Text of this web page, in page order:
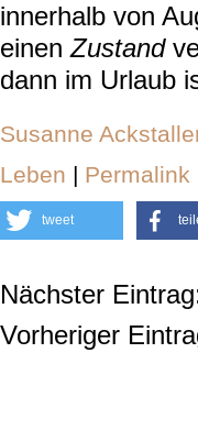
innerhalb von
einenZustand
dann im Urlaub
Susanne
Leben | Permalink
tweet
Nächster
Vorheriger